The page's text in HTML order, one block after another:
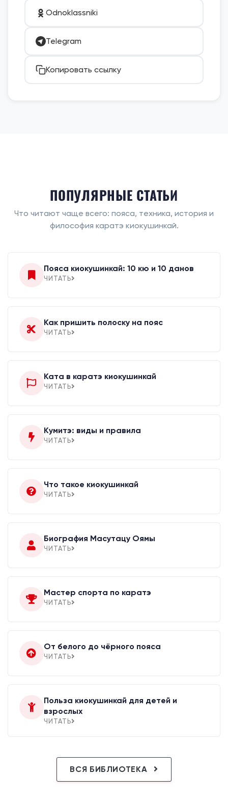
Odnoklassniki
Telegram
Копировать ссылку
ПОПУЛЯРНЫЕ СТАТЬИ
Что читают чаще всего: пояса, техника, история и
философия каратэ киокушинкай.
Пояса киокушинкай: 10 кю и 10 данов
ЧИТАТЬ
Как пришить полоску на пояс
ЧИТАТЬ
Ката в каратэ киокушинкай
ЧИТАТЬ
Кумитэ: виды и правила
ЧИТАТЬ
Что такое киокушинкай
ЧИТАТЬ
Биография Масутацу Оямы
ЧИТАТЬ
Мастер спорта по каратэ
ЧИТАТЬ
От белого до чёрного пояса
ЧИТАТЬ
Польза киокушинкай для детей и
взрослых
ЧИТАТЬ
ВСЯ БИБЛИОТЕКА